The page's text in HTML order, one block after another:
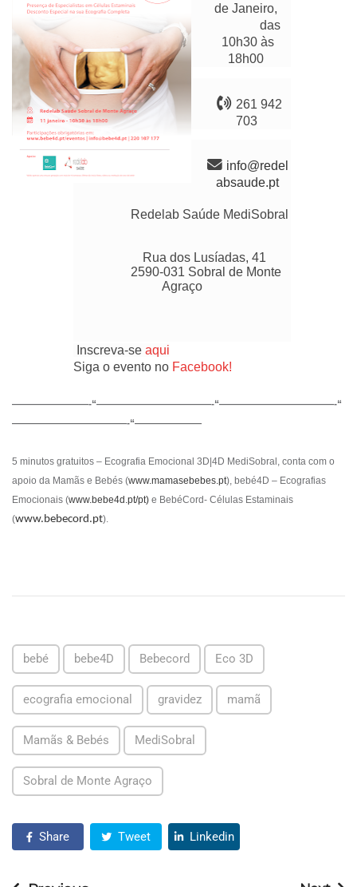
de Janeiro,
das
10h30 às
18h00
 261 942
703
 info@redel
absaude.pt
Redelab Saúde MediSobral
Rua dos Lusíadas, 41
2590-031 Sobral de Monte
Agraço
Inscreva-seaqui
Siga o evento no Facebook!
————————-“————————————-“————————————-“
————————————-“———————
5 minutos gratuitos – Ecografia Emocional 3D|4D MediSobral, conta com o
apoio da Mamãs e Bebés (www.mamasebebes.pt), bebé4D – Ecografias
Emocionais (www.bebe4d.pt/pt) e BebéCord- Células Estaminais
(www.bebecord.pt).
bebé bebe4D Bebecord Eco 3D
ecografia emocional gravidez mamã
Mamãs & Bebés MediSobral
Sobral de Monte Agraço
Share Tweet Linkedin